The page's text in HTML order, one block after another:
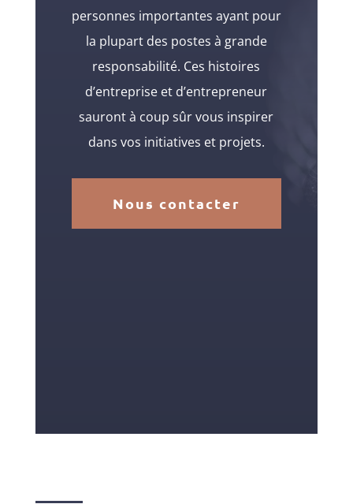
personnes importantes ayant pour
la plupart des postes à grande
responsabilité. Ces histoires
d’entreprise et d’entrepreneur
sauront à coup sûr vous inspirer
dans vos initiatives et projets.
Nous contacter